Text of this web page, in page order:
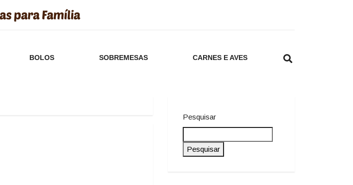
BOLOS SOBREMESAS CARNES E AVES
Pesquisar
Pesquisar